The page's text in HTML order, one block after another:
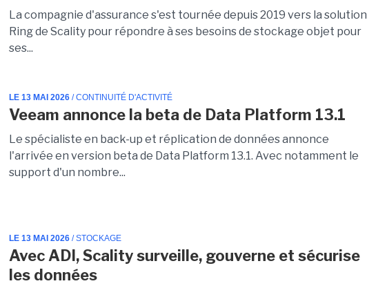
La compagnie d'assurance s'est tournée depuis 2019 vers la solution
Ring de Scality pour répondre à ses besoins de stockage objet pour
ses...
LE 13 MAI 2026 / CONTINUITÉ D'ACTIVITÉ
Veeam annonce la beta de Data Platform 13.1
Le spécialiste en back-up et réplication de données annonce
l'arrivée en version beta de Data Platform 13.1. Avec notamment le
support d'un nombre...
LE 13 MAI 2026 / STOCKAGE
Avec ADI, Scality surveille, gouverne et sécurise
les données